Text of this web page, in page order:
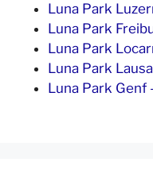
Luna Park
Luna Park
Luna Park
Luna Park
Luna Park Genf